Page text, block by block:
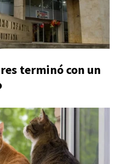
terminó con un